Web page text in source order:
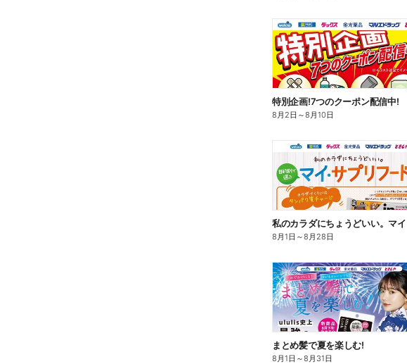
特別企画!7つのクーポン配信中!
8月2日 ～8月10日
8月1日 ～8月28日
まとめ髪で夏を楽しむ!
8月1日 ～8月31日